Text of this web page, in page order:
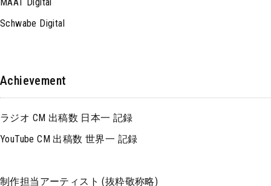
Schwabe Digital
Achievement
ラジオ CM 出稿数 日本一 記録
YouTube CM 出稿数 世界一 記録
制作担当アーティスト (抜粋敬称略)